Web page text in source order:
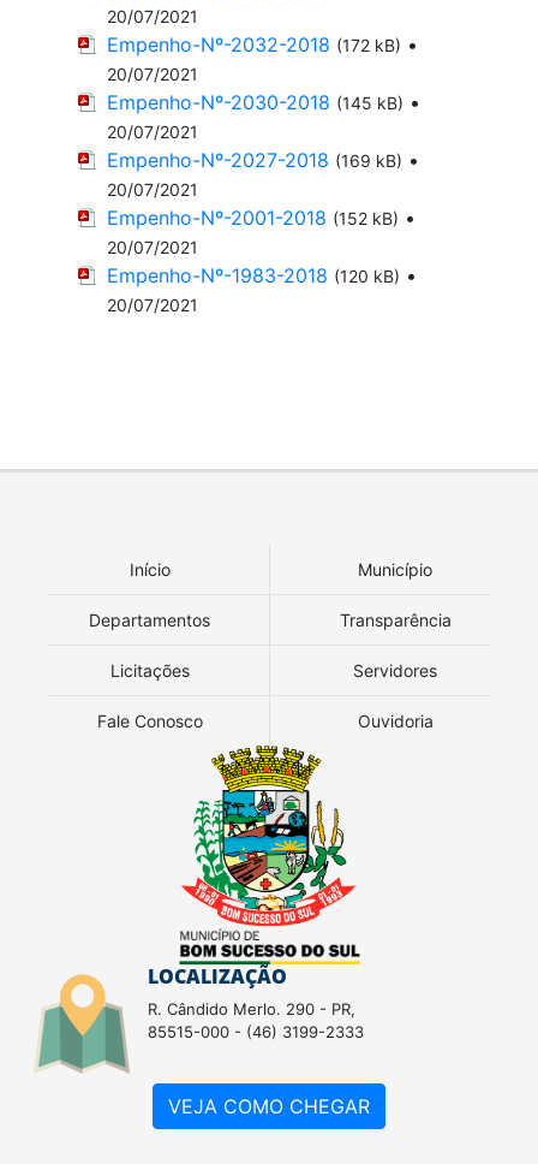
20/07/2021
Empenho-Nº-2032-2018 (172 kB) •
20/07/2021
Empenho-Nº-2030-2018 (145 kB) •
20/07/2021
Empenho-Nº-2027-2018 (169 kB) •
20/07/2021
Empenho-Nº-2001-2018 (152 kB) •
20/07/2021
Empenho-Nº-1983-2018 (120 kB) •
20/07/2021
Início Município
Departamentos Transparência
Licitações Servidores
Fale Conosco Ouvidoria
LOCALIZAÇÃO
R. Cândido Merlo. 290 - PR,
85515-000 - (46) 3199-2333
VEJA COMO CHEGAR